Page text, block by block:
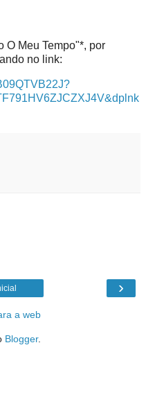
O Meu Tempo"*, por
no link:
›
a web
Blogger.